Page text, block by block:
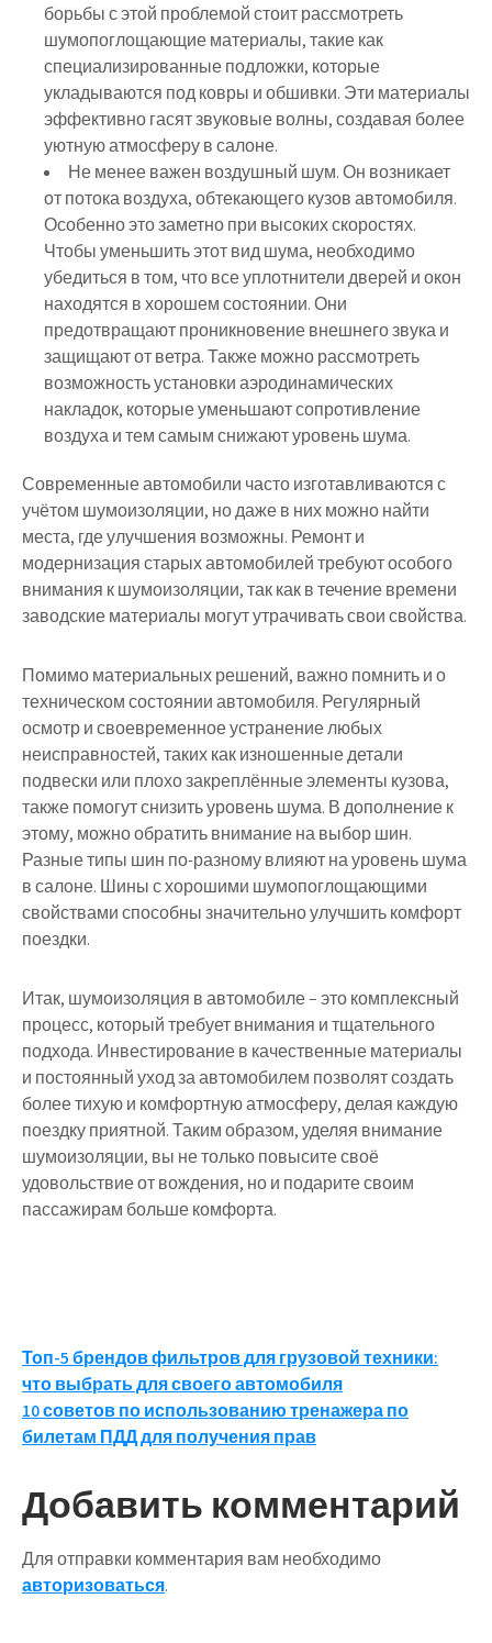
борьбы с этой проблемой стоит рассмотреть
шумопоглощающие материалы, такие как
специализированные подложки, которые
укладываются под ковры и обшивки. Эти материалы
эффективно гасят звуковые волны, создавая более
уютную атмосферу в салоне.
Не менее важен воздушный шум. Он возникает
от потока воздуха, обтекающего кузов автомобиля.
Особенно это заметно при высоких скоростях.
Чтобы уменьшить этот вид шума, необходимо
убедиться в том, что все уплотнители дверей и окон
находятся в хорошем состоянии. Они
предотвращают проникновение внешнего звука и
защищают от ветра. Также можно рассмотреть
возможность установки аэродинамических
накладок, которые уменьшают сопротивление
воздуха и тем самым снижают уровень шума.
Современные автомобили часто изготавливаются с
учётом шумоизоляции, но даже в них можно найти
места, где улучшения возможны. Ремонт и
модернизация старых автомобилей требуют особого
внимания к шумоизоляции, так как в течение времени
заводские материалы могут утрачивать свои свойства.
Помимо материальных решений, важно помнить и о
техническом состоянии автомобиля. Регулярный
осмотр и своевременное устранение любых
неисправностей, таких как изношенные детали
подвески или плохо закреплённые элементы кузова,
также помогут снизить уровень шума. В дополнение к
этому, можно обратить внимание на выбор шин.
Разные типы шин по-разному влияют на уровень шума
в салоне. Шины с хорошими шумопоглощающими
свойствами способны значительно улучшить комфорт
поездки.
Итак, шумоизоляция в автомобиле – это комплексный
процесс, который требует внимания и тщательного
подхода. Инвестирование в качественные материалы
и постоянный уход за автомобилем позволят создать
более тихую и комфортную атмосферу, делая каждую
поездку приятной. Таким образом, уделяя внимание
шумоизоляции, вы не только повысите своё
удовольствие от вождения, но и подарите своим
пассажирам больше комфорта.
Навигация
по
записям
Топ-5 брендов фильтров для грузовой техники:
что выбрать для своего автомобиля
10 советов по использованию тренажера по
билетам ПДД для получения прав
Добавить комментарий
Для отправки комментария вам необходимо
авторизоваться.